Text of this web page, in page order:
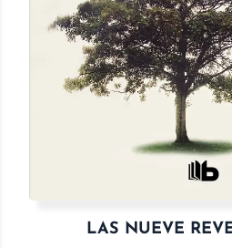
LAS NUEVE